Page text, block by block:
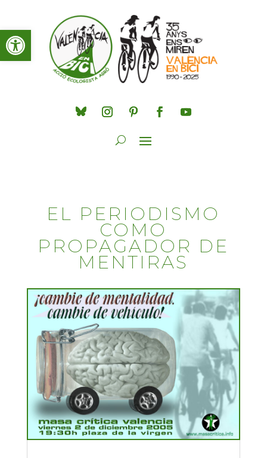
Obre la barra d'eines
EL PERIODISMO
COMO
PROPAGADOR DE
MENTIRAS